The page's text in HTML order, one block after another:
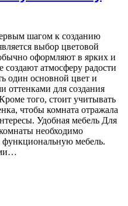
шагом к созданию
выбор цветовой
оформляют в ярких и
создают атмосферу радости
один основной цвет и
оттенками для создания
того, стоит учитывать
чтобы комната отражала
Удобная мебель Для
необходимо
мебель.